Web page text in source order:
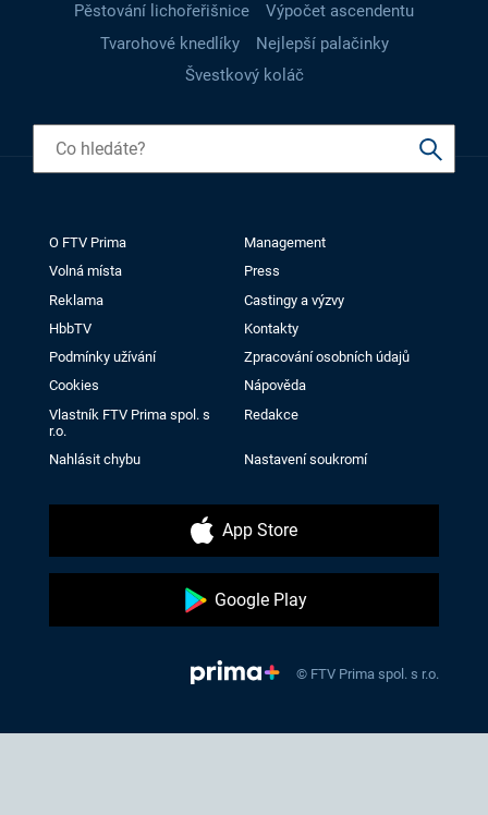
Pěstování lichořeřišnice
Výpočet ascendentu
Tvarohové knedlíky
Nejlepší palačinky
Švestkový koláč
O FTV Prima
Management
Volná místa
Press
Reklama
Castingy a výzvy
HbbTV
Kontakty
Podmínky užívání
Zpracování osobních údajů
Cookies
Nápověda
Vlastník FTV Prima spol. s
r.o.
Redakce
Nahlásit chybu Nastavení soukromí
App Store
Google Play
© FTV Prima spol. s r.o.